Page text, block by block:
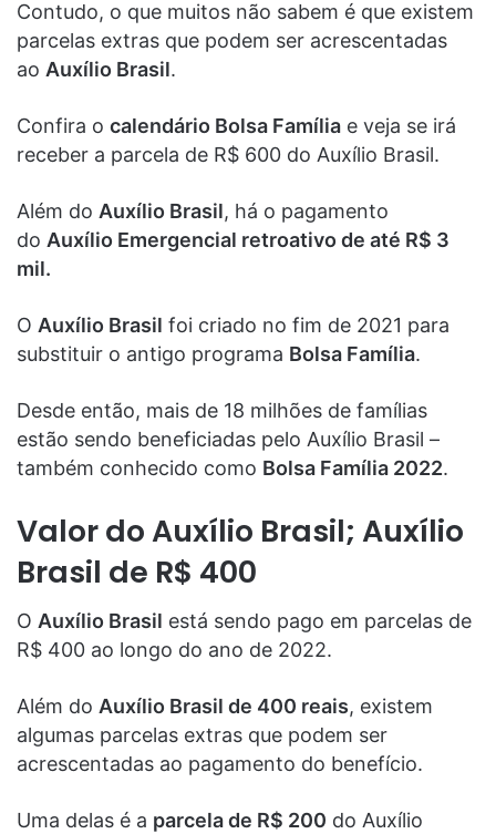
Contudo, o que muitos não sabem é que existem
parcelas extras que podem ser acrescentadas
ao Auxílio Brasil.
Confira o calendário Bolsa Família e veja se irá
receber a parcela de R$ 600 do Auxílio Brasil.
Além do Auxílio Brasil, há o pagamento
do Auxílio Emergencial retroativo de até R$ 3
mil.
O Auxílio Brasil foi criado no fim de 2021 para
substituir o antigo programa Bolsa Família.
Desde então, mais de 18 milhões de famílias
estão sendo beneficiadas pelo Auxílio Brasil –
também conhecido como Bolsa Família 2022.
Valor do Auxílio Brasil; Auxílio
Brasil de R$ 400
O Auxílio Brasil está sendo pago em parcelas de
R$ 400 ao longo do ano de 2022.
Além do Auxílio Brasil de 400 reais, existem
algumas parcelas extras que podem ser
acrescentadas ao pagamento do benefício.
Uma delas é a parcela de R$ 200 do Auxílio